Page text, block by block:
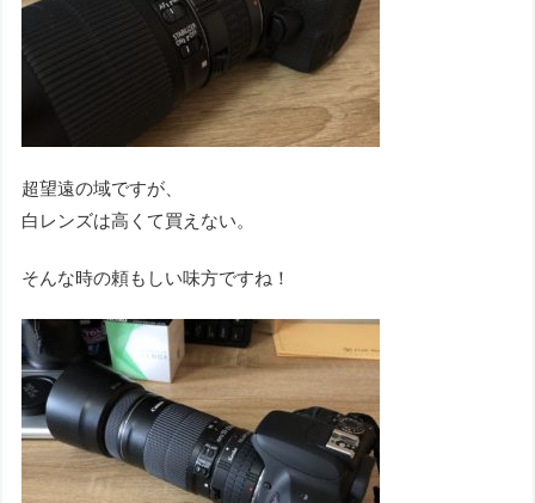
超望遠の域ですが、
白レンズは高くて買えない。
そんな時の頼もしい味方ですね！